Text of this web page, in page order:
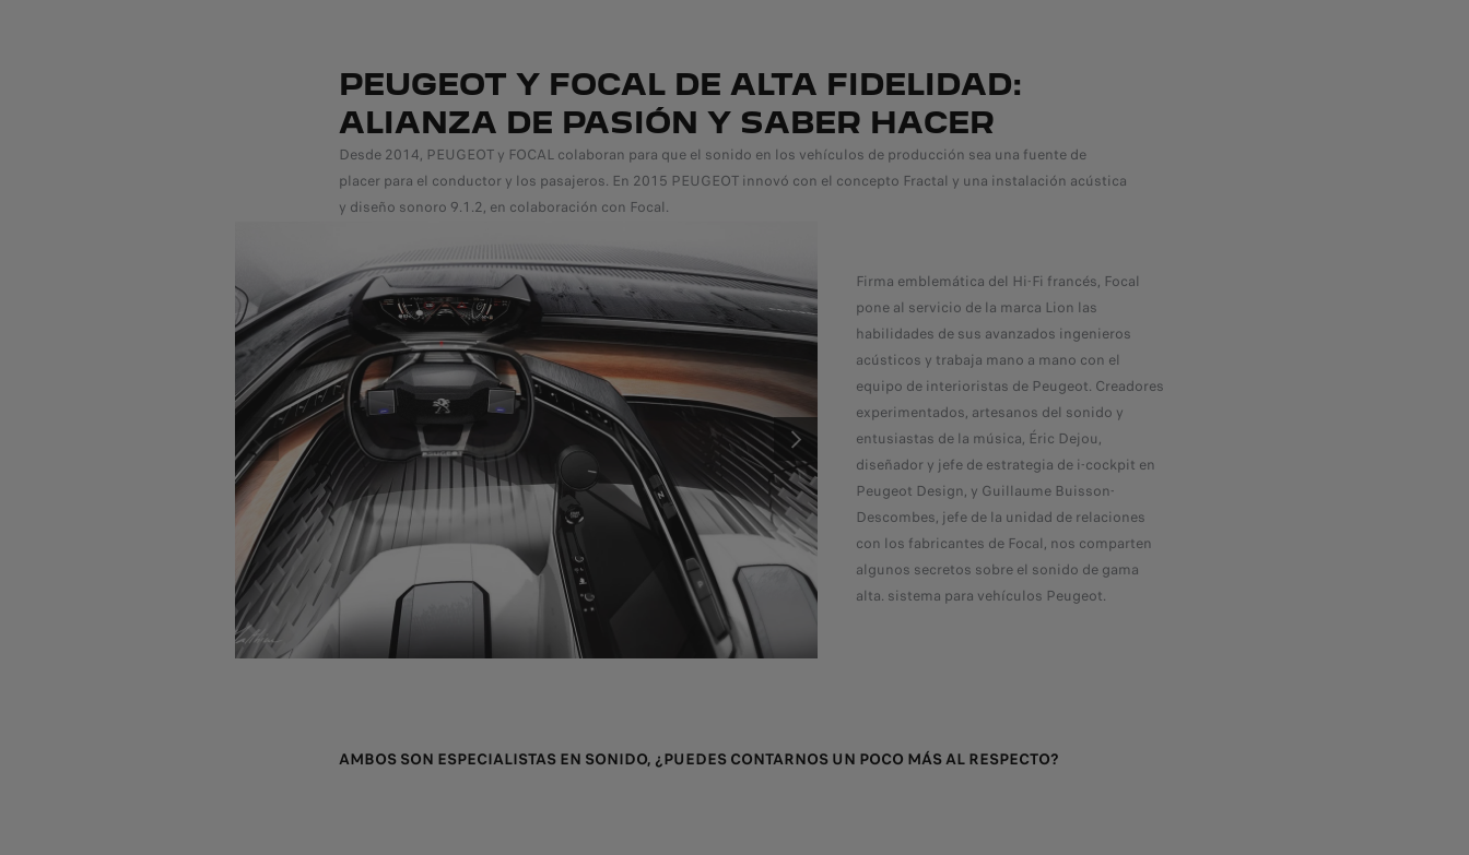
PEUGEOT Y FOCAL DE ALTA FIDELIDAD:
ALIANZA DE PASIÓN Y SABER HACER
Desde 2014, PEUGEOT y FOCAL colaboran para que el sonido en los vehículos de producción sea una fuente de
placer para el conductor y los pasajeros. En 2015 PEUGEOT innovó con el concepto Fractal y una instalación acústica
y diseño sonoro 9.1.2, en colaboración con Focal.
ANTERIOR SIGUIENTE
Firma emblemática del Hi-Fi francés, Focal
pone al servicio de la marca Lion las
habilidades de sus avanzados ingenieros
acústicos y trabaja mano a mano con el
equipo de interioristas de Peugeot. Creadores
experimentados, artesanos del sonido y
entusiastas de la música, Éric Dejou,
diseñador y jefe de estrategia de i-cockpit en
Peugeot Design, y Guillaume Buisson-
Descombes, jefe de la unidad de relaciones
con los fabricantes de Focal, nos comparten
algunos secretos sobre el sonido de gama
alta. sistema para vehículos Peugeot.
AMBOS SON ESPECIALISTAS EN SONIDO, ¿PUEDES CONTARNOS UN POCO MÁS AL RESPECTO?